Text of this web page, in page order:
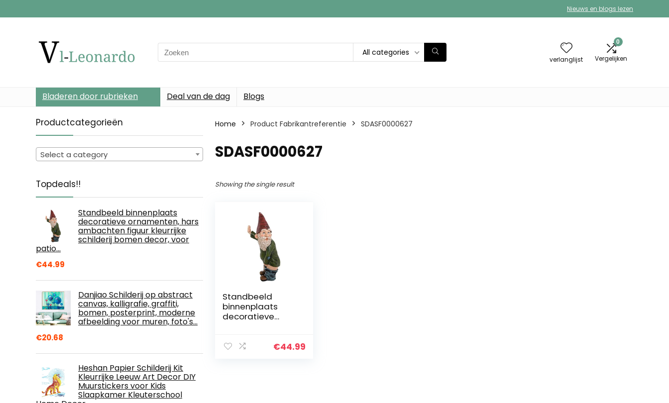
Nieuws en blogs lezen
Search
for:
All categories
verlanglijst
0
Vergelijken
Bladeren door rubrieken Deal van de dag Blogs
Productcategorieën
Select a category
Topdeals!!
Standbeeld binnenplaats
decoratieve ornamenten, hars
ambachten figuur kleurrijke
schilderij bomen decor, voor
patio…
€44.99
Danjiao Schilderij op abstract
canvas, kalligrafie, graffiti,
bomen, posterprint, moderne
afbeelding voor muren, foto's…
€20.68
Heshan Papier Schilderij Kit
Kleurrijke Leeuw Art Decor DIY
Muurstickers voor Kids
Slaapkamer Kleuterschool
Home Product Fabrikantreferentie SDASF0000627
SDASF0000627
Showing the single result
Standbeeld
binnenplaats
decoratieve
figuur kleurrijke
€44.99